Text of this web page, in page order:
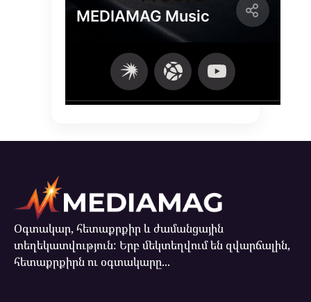
Օգտակար, հետաքրքիր և ժամանցային
տեղեկատվություն: Երբ մեկտեղվում են զվարճալին,
հետաքրքիրն ու օգտակարը...